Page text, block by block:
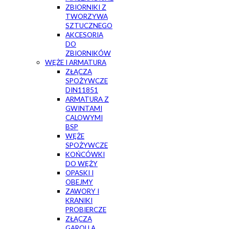
ZBIORNIKI Z
TWORZYWA
SZTUCZNEGO
AKCESORIA
DO
ZBIORNIKÓW
WĘŻE I ARMATURA
ZŁĄCZA
SPOŻYWCZE
DIN11851
ARMATURA Z
GWINTAMI
CALOWYMI
BSP
WĘŻE
SPOŻYWCZE
KOŃCÓWKI
DO WĘŻY
OPASKI I
OBEJMY
ZAWORY I
KRANIKI
PROBIERCZE
ZŁĄCZA